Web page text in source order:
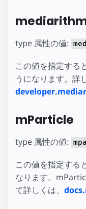
type 属性の値:
この値を指定する
うになります。詳
mParticle
type 属性の値:
この値を指定する
なります。
て詳しくは、